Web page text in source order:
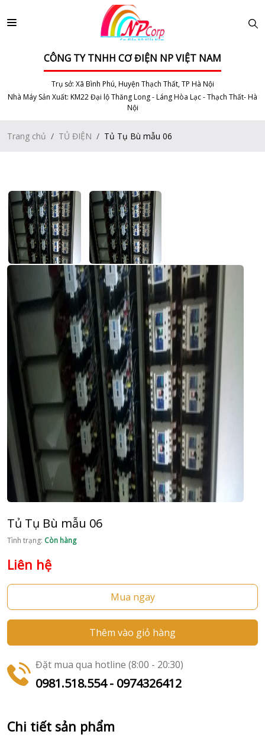
CÔNG TY TNHH CƠ ĐIỆN NP VIỆT NAM
Trụ sở: Xã Bình Phú, Huyện Thạch Thất, TP Hà Nội
Nhà Máy Sản Xuất: KM22 Đại lộ Thăng Long - Láng Hòa Lạc - Thạch Thất- Hà
Nội
Trang chủ TỦ ĐIỆN Tủ Tụ Bù mẫu 06
Tủ Tụ Bù mẫu 06
Tình trạng: Còn hàng
Liên hệ
Mua ngay
Thêm vào giỏ hàng
Đặt mua qua hotline (8:00 - 20:30)
0981.518.554 - 0974326412
Chi tiết sản phẩm